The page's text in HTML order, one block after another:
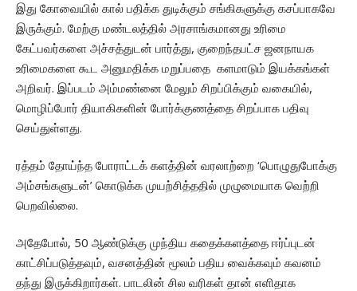
இது கோவையில் கால் பதிக்க துடிக்கும் சங்கிகளுக்கு கசப்பாகவே
இருக்கும். மேற்கு மண்டலத்தில் அரசாங்கமானது உரிமை
கேட்பவர்களை அச்சத்துடன் பார்த்து, குறைந்தபட்ச ஜனநாயக
உரிமைகளை கூட அனுமதிக்க மறுப்பதை களமாடும் இயக்கங்கள்
அறிவர். இப்படம் அம்மண்னை மேலும் சிறப்பிக்கும் வகையில்,
மொழிப்போர் தியாகிகளின் போர்க்குணத்தை சிறப்பாக பதிவு
செய்துள்ளது.
ரத்தம் தோய்ந்த போராட்டக் களத்தின் வரலாற்றை ‘பொழுதுபோக்கு
அம்சங்களுடன்’ கொடுக்க முயற்சித்ததில் முழுமையாக வெற்றி
பெறவில்லை.
அதேபோல், 50 ஆண்டுக்கு முந்திய கதைக்களத்தை ஈர்ப்புடன்
காட்சிப்படுத்தவும், வசனத்தின் மூலம் பதிய வைக்கவும் கவனம்
தந்து இருக்கிறார்கள். பாடலின் சில வரிகள் தான் எளிதாக